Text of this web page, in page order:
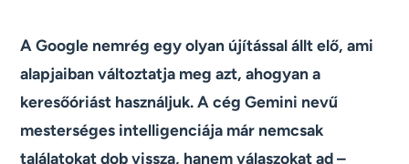
A Google nemrég egy olyan újítással állt elő, ami
alapjaiban változtatja meg azt, ahogyan a
keresőóriást használjuk. A cég Gemini nevű
mesterséges intelligenciája már nemcsak
találatokat dob vissza, hanem válaszokat ad –